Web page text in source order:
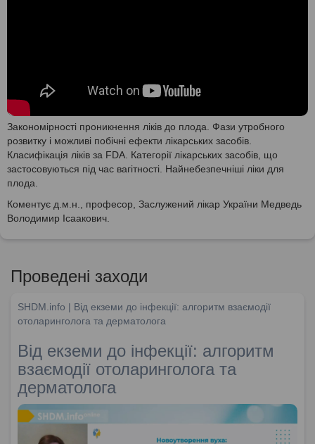
Закономірності проникнення ліків до плода. Фази утробного
розвитку і можливі побічні ефекти лікарських засобів.
Класифікація ліків за FDA. Категорії лікарських засобів, що
застосовуються під час вагітності. Найнебезпечніші ліки для
плода.
Коментує д.м.н., професор, Заслужений лікар України Медведь
Володимир Ісаакович.
Проведені заходи
SHDM.info | Від екземи до інфекції: алгоритм взаємодії
отоларинголога та дерматолога
Від екземи до інфекції: алгоритм
взаємодії отоларинголога та
дерматолога